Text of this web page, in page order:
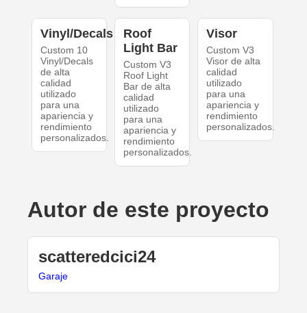
Vinyl/Decals
Custom 10
Vinyl/Decals
de alta
calidad
utilizado
para una
apariencia y
rendimiento
personalizados.
Roof
Light Bar
Custom V3
Roof Light
Bar de alta
calidad
utilizado
para una
apariencia y
rendimiento
personalizados.
Visor
Custom V3
Visor de alta
calidad
utilizado
para una
apariencia y
rendimiento
personalizados.
Autor de este proyecto
scatteredcici24
Garaje